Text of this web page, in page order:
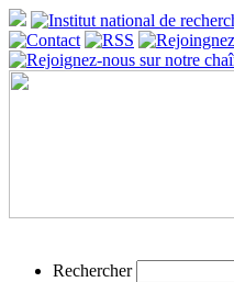
Rechercher